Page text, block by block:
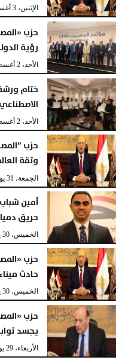
الإثنين، 3 أغسطس 2026
حزب
رؤية
الأحد، 2 أغسطس 2026
ختام
الأحد، 2 أغسطس 2026
حزب
وثقة
الجمعة، 31 يوليو 2026
أمين
حريق
الخميس، 30 يوليو 2026
حزب
حادث
الخميس، 30 يوليو 2026
حزب
يجسد
الأربعاء، 29 يوليو 2026